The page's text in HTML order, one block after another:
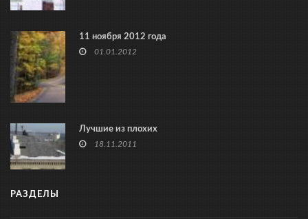
11 ноября 2012 года
01.01.2012
Лучшие из плохих
18.11.2011
РАЗДЕЛЫ